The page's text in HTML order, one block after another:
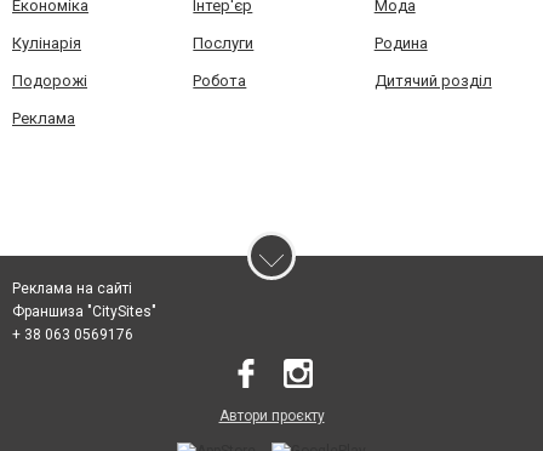
Економіка Інтер'єр Мода
Кулінарія Послуги Родина
Подорожі Робота Дитячий розділ
Реклама
Реклама на сайті
Франшиза "CitySites"
+ 38 063 0569176
Автори проєкту